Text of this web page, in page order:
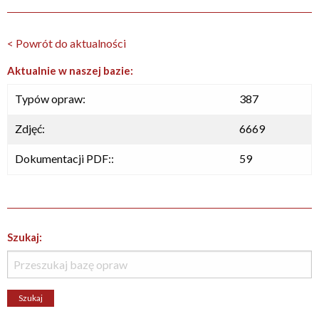
< Powrót do aktualności
Aktualnie w naszej bazie:
Typów opraw: 387
Zdjęć: 6669
Dokumentacji PDF:: 59
Szukaj: